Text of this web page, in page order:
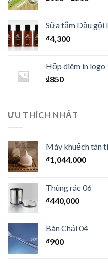
Sữa tắm Dầu gội
₫4,300
Hộp diêm in logo
₫850
ƯU THÍCH NHẤT
Máy khuếch tán
₫1,044,000
Thùng rác 06
₫440,000
Bàn Chải 04
₫900